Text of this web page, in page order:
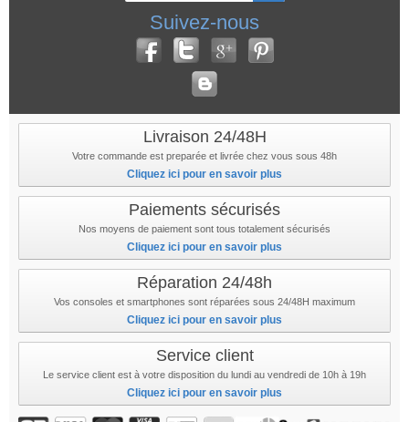
Suivez-nous
Livraison 24/48H
Votre commande est preparée et livrée chez vous sous 48h
Cliquez ici pour en savoir plus
Paiements sécurisés
Nos moyens de paiement sont tous totalement sécurisés
Cliquez ici pour en savoir plus
Réparation 24/48h
Vos consoles et smartphones sont réparées sous 24/48H maximum
Cliquez ici pour en savoir plus
Service client
Le service client est à votre disposition du lundi au vendredi de 10h à 19h
Cliquez ici pour en savoir plus